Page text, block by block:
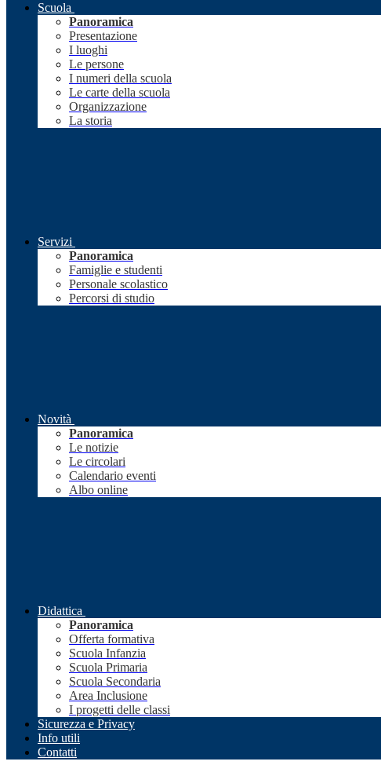
Scuola
Panoramica
Presentazione
I luoghi
Le persone
I numeri della scuola
Le carte della scuola
Organizzazione
La storia
Servizi
Panoramica
Famiglie e studenti
Personale scolastico
Percorsi di studio
Novità
Panoramica
Le notizie
Le circolari
Calendario eventi
Albo online
Didattica
Panoramica
Offerta formativa
Scuola Infanzia
Scuola Primaria
Scuola Secondaria
Area Inclusione
I progetti delle classi
Sicurezza e Privacy
Info utili
Contatti